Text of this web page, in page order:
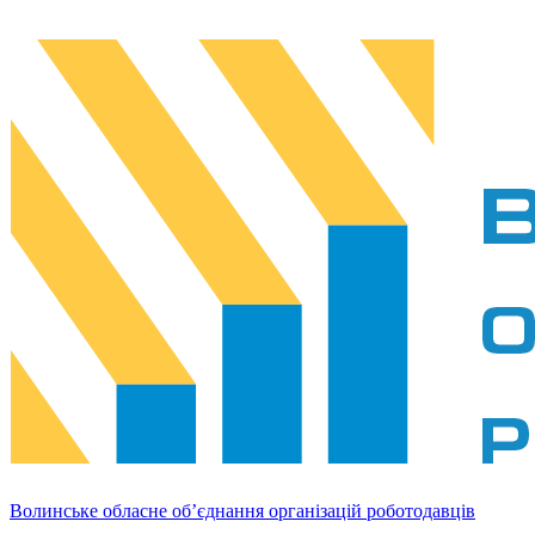
Волинське обласне об’єднання організацій роботодавців